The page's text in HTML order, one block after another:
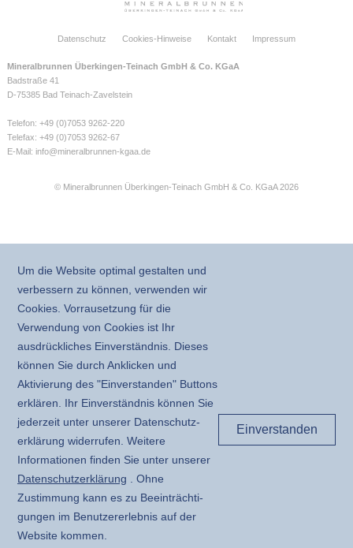
Datenschutz Cookies-Hinweise Kontakt Impressum
Mineralbrunnen Überkingen-Teinach GmbH & Co. KGaA
Badstraße 41
D-75385 Bad Teinach-Zavelstein
Telefon: +49 (0)7053 9262-220
Telefax: +49 (0)7053 9262-67
E-Mail: info@mineralbrunnen-kgaa.de
© Mineralbrunnen Überkingen-Teinach GmbH & Co. KGaA 2026
Um die Website optimal gestalten und
verbessern zu können, verwenden wir
Cookies. Vorrausetzung für die
Verwendung von Cookies ist Ihr
ausdrückliches Einverständnis. Dieses
können Sie durch Anklicken und
Aktivierung des "Einverstanden" Buttons
erklären. Ihr Einverständnis können Sie
jederzeit unter unserer Daten­schutz­
erklärung widerrufen. Weitere
Informationen finden Sie unter unserer
Daten­schutz­erklärung . Ohne
Zustimmung kann es zu Beeinträchti­
gungen im Benutzer­erlebnis auf der
Website kommen.
Einverstanden